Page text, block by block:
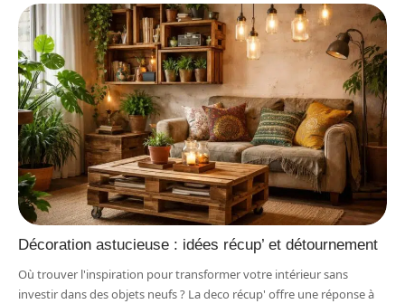
Décoration astucieuse : idées récup’ et détournement
Où trouver l'inspiration pour transformer votre intérieur sans
investir dans des objets neufs ? La deco récup' offre une réponse à